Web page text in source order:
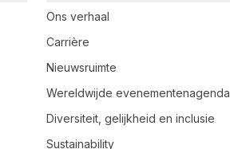
Ons verhaal
Carrière
Nieuwsruimte
Wereldwijde evenementenagenda
Diversiteit, gelijkheid en inclusie
Sustainability